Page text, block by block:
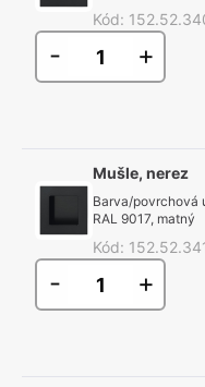
Kód:
- +
Mušle, nerez
Barva/povrchová
RAL 9017, matný
Kód:
- +